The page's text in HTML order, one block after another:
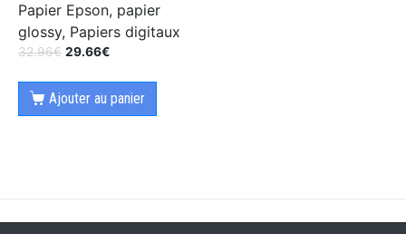
Papier Epson, papier
glossy, Papiers digitaux
32.96€ 29.66€
Ajouter au panier